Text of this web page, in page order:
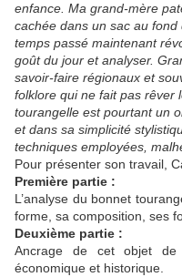
enfance. Ma grand-mère
cachée dans un sac au fond
temps passé maintenant
goût du jour et analyser.
savoir-faire régionaux et
folklore qui ne fait pas rêver
tourangelle est pourtant un
et dans sa simplicité
techniques employées,
Pour présenter son travail,
Première partie :
L’analyse du bonnet
forme, sa composition, ses
Deuxième partie :
Ancrage de cet objet de
économique et historique.